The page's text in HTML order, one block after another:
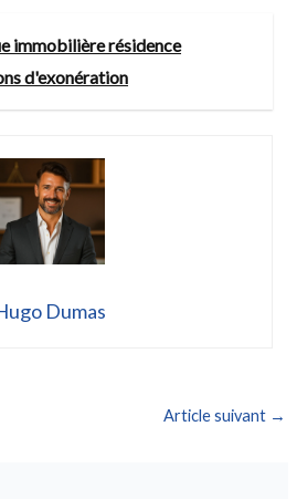
immobilière résidence
d'exonération
Dumas
Article suivant →